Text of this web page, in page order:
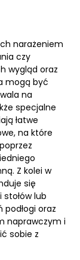
narażeniem
czy
wygląd oraz
mogą być
na
specjalne
łatwe
na które
Z kolei w
się
lub
podłogi oraz
naprawczym i
sobie z